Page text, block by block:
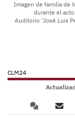
Imagen de familia de
durante el
Auditorio 'José Luis
CLM24